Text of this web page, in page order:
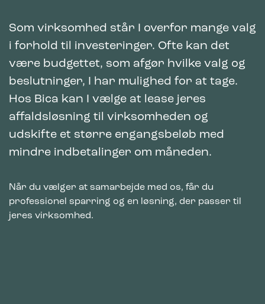
Som virksomhed står I overfor mange valg
i forhold til investeringer. Ofte kan det
være budgettet, som afgør hvilke valg og
beslutninger, I har mulighed for at tage.
Hos Bica kan I vælge at lease jeres
affaldsløsning til virksomheden og
udskifte et større engangsbeløb med
mindre indbetalinger om måneden.
Når du vælger at samarbejde med os, får du
professionel sparring og en løsning, der passer til
jeres virksomhed.